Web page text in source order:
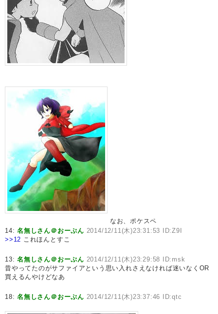
なお、ポケスペ
14:名無しさん＠おーぷん 2014/12/11(木)23:31:53 ID:Z9I
>>12 これほんとすこ
13:名無しさん＠おーぷん 2014/12/11(木)23:29:58 ID:msk
昔やってたのがサファイアという思い入れさえなければ迷いなくOR
買えるんやけどなあ
18:名無しさん＠おーぷん 2014/12/11(木)23:37:46 ID:qtc